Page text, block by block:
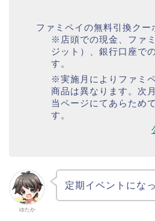
ファミペイの無料引換クー
※店頭での現金、ファ
ジット）、銀行口座で
す。
※実施月によりファミ
商品は異なります。次
当ページにてあらため
す。
ゆたか
定期イベントにな